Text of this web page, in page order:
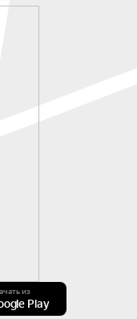
из
Play